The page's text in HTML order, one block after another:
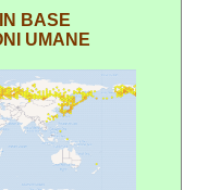
BASE
UMANE